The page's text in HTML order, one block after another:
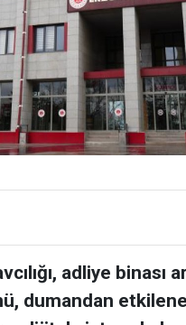
adliye binası
dumandan